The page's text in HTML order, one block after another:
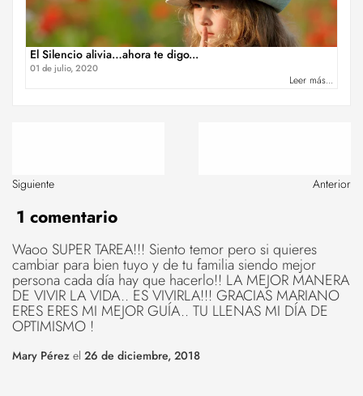
El Silencio alivia…ahora te digo...
01 de julio, 2020
Leer más...
Anterior
Siguiente
1 comentario
Waoo SUPER TAREA!!! Siento temor pero si quieres
cambiar para bien tuyo y de tu familia siendo mejor
persona cada día hay que hacerlo!! LA MEJOR MANERA
DE VIVIR LA VIDA.. ES VIVIRLA!!! GRACIAS MARIANO
ERES ERES MI MEJOR GUÍA.. TU LLENAS MI DÍA DE
OPTIMISMO !
Mary Pérez el 26 de diciembre, 2018